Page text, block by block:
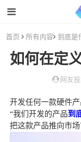
首页 所有内容 到底是
网友
开发任何一款硬件
“我们开发的产品到
把这款产品推向市场